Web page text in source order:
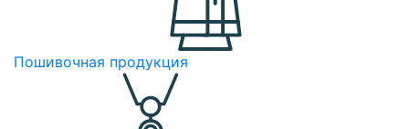
Пошивочная продукция